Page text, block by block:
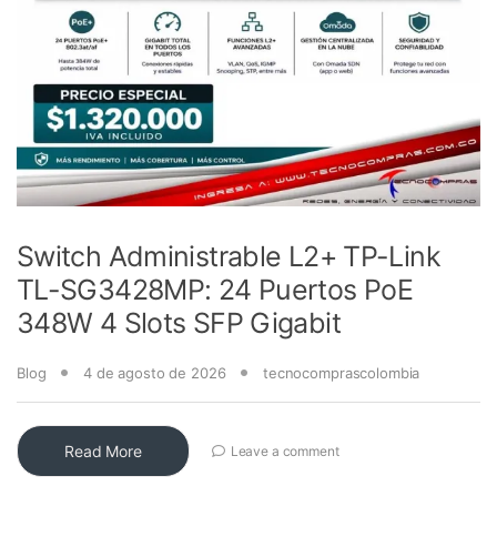
Switch Administrable L2+ TP-Link
TL-SG3428MP: 24 Puertos PoE
348W 4 Slots SFP Gigabit
Blog 4 de agosto de 2026 tecnocomprascolombia
Read More Leave a comment